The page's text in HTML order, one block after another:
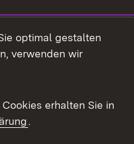
Datenschutz
optimal gestalten
verwenden wir
erhalten Sie in
.